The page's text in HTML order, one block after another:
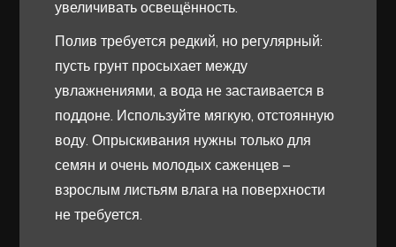
увеличивать освещённость.
Полив требуется редкий, но регулярный:
пусть грунт просыхает между
увлажнениями, а вода не застаивается в
поддоне. Используйте мягкую, отстоянную
воду. Опрыскивания нужны только для
семян и очень молодых саженцев –
взрослым листьям влага на поверхности
не требуется.